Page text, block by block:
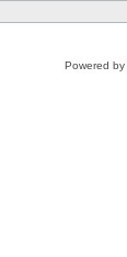
Powered by